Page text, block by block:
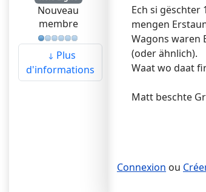
Nouveau
membre
Plus
d'informations
Ech si gëschter
mengen
Wagons waren
(oder ähnlich).
Waat wo daat
Matt beschte
Connexion ou